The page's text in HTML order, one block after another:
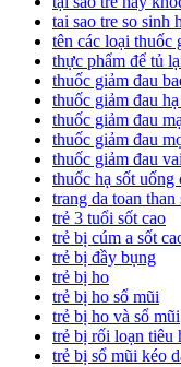
tai sao tre so sinh
tên các loại thuốc
thực phẩm để tủ
thuốc giảm đau
thuốc giảm đau
thuốc giảm đau
thuốc giảm đau
thuốc giảm đau
thuốc hạ sốt
trang da toan than
trẻ 3 tuổi sốt cao
trẻ bị cúm a sốt
trẻ bị đầy bụng
trẻ bị ho
trẻ bị ho sổ mũi
trẻ bị ho và sổ mũi
trẻ bị rối loạn tiêu
trẻ bị sổ mũi kéo